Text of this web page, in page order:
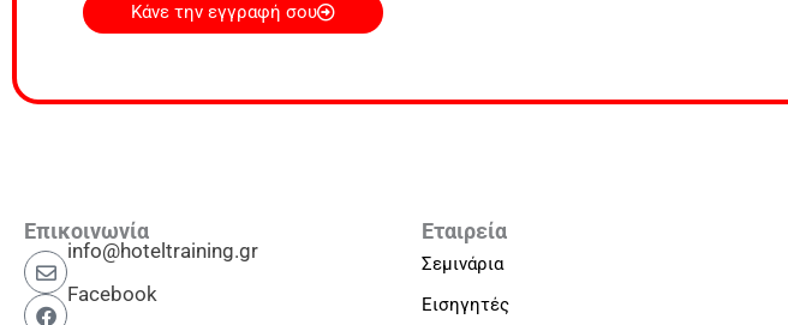
Κάνε την εγγραφή σου
Επικοινωνία
info@hoteltraining.gr
Facebook
Εταιρεία
Σεμινάρια
Εισηγητές